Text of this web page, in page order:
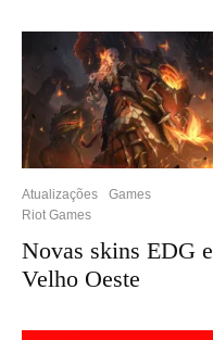
Atualizações
Games
Riot Games
Novas skins EDG e
Velho Oeste